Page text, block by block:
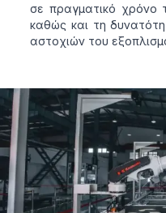
σε πραγματικό χρόνο
καθώς και τη
αστοχιών του